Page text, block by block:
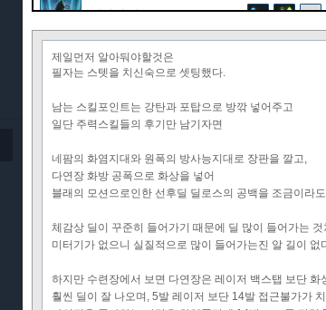
에너지 필드 7
포격 : 곡사포
포격 : 집중포화
포격 : 에너지 포
포격 : 절대 영역
제일먼저 알아둬야할것은
필자는 스텟을 치신숙으로 셋팅했다.
남는 스킬포인트는 강탄과 포탑으로 방깎 넣어주고
일단 주력스킬들의 후기만 남기자면
네팜의 화염지대와 원폭의 방사능지대로 장판을 깔고,
다연장 화방 공폭으로 화상을 넣어
블래의 모션으로인한 선후딜 딜로스의 공백을 조금이라
체감상 딜이 꾸준히 들어가기 때문에 딜 많이 들어가는
미터기가 없으니 실질적으로 많이 들어가는진 알 길이 없
하지만 수련장에서 보면 다연장은 레이저 백스탭 보단 화
훨씬 딜이 잘 나오며, 5발 레이저 보단 14발 접근불가가